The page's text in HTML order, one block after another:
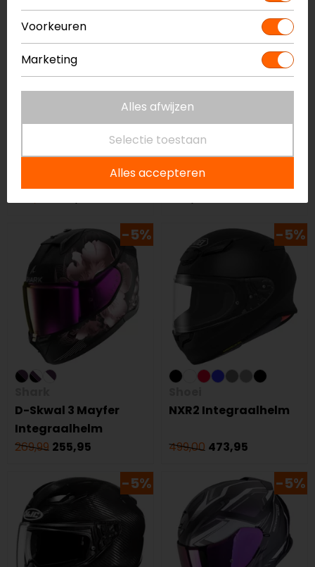
K6 Flash
Shark
Spartan RS Shaytan
Integraalhelm
-5%
D-Skwal 3 Mayfer
Integraalhelm
269,99 255,95
-5%
NXR2 Integraalhelm
499,00 473,95
-5% -5%
Voorkeuren
Marketing
Alles afwijzen
Selectie toestaan
Alles accepteren